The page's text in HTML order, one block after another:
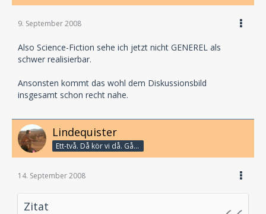
9. September 2008
Also Science-Fiction sehe ich jetzt nicht GENEREL als
schwer realisierbar.
Ansonsten kommt das wohl dem Diskussionsbild
insgesamt schon recht nahe.
Lindequister
Ett-två. Då kör vi då. Går bandet?
14. September 2008
Zitat